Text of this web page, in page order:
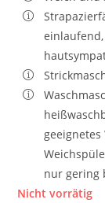
nur gering
Nicht vorrätig